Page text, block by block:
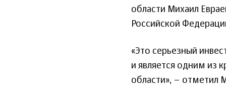
области Михаил
Российской
«Это серьезный
и является одним из
области», – отметил